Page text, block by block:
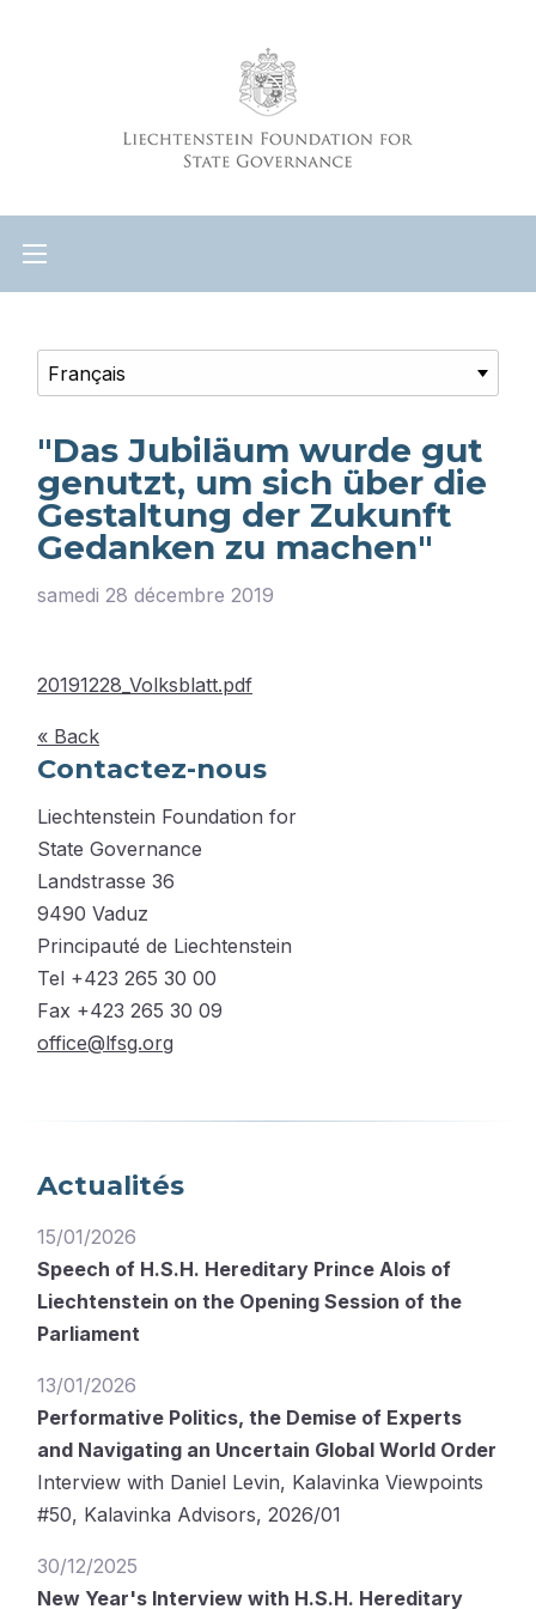
"Das Jubiläum wurde gut
genutzt, um sich über die
Gestaltung der Zukunft
Gedanken zu machen"
samedi 28 décembre 2019
20191228_Volksblatt.pdf
« Back
Contactez-nous
Liechtenstein Foundation for
State Governance
Landstrasse 36
9490 Vaduz
Principauté de Liechtenstein
Tel +423 265 30 00
Fax +423 265 30 09
office@lfsg.org
Actualités
15/01/2026
Speech of H.S.H. Hereditary Prince Alois of
Liechtenstein on the Opening Session of the
Parliament
13/01/2026
Performative Politics, the Demise of Experts
and Navigating an Uncertain Global World Order
Interview with Daniel Levin, Kalavinka Viewpoints
#50, Kalavinka Advisors, 2026/01
30/12/2025
New Year's Interview with H.S.H. Hereditary